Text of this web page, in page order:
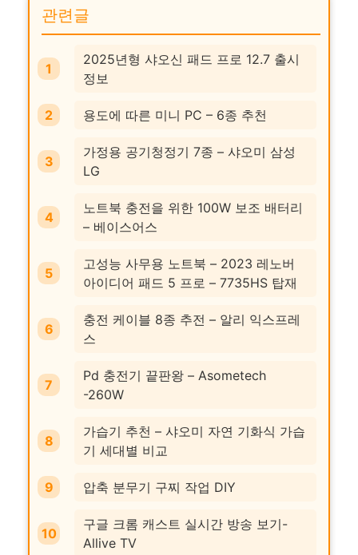
관련글
2025년형 샤오신 패드 프로 12.7 출시
정보
용도에 따른 미니 PC – 6종 추천
가정용 공기청정기 7종 – 샤오미 삼성
LG
노트북 충전을 위한 100W 보조 배터리
– 베이스어스
고성능 사무용 노트북 – 2023 레노버
아이디어 패드 5 프로 – 7735HS 탑재
충전 케이블 8종 추전 – 알리 익스프레
스
Pd 충전기 끝판왕 – Asometech
-260W
가습기 추천 – 샤오미 자연 기화식 가습
기 세대별 비교
압축 분무기 구찌 작업 DIY
구글 크롬 캐스트 실시간 방송 보기-
Allive TV